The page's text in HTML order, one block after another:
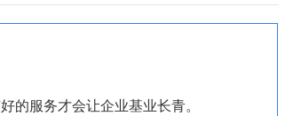
的服务才会让企业基业长青。